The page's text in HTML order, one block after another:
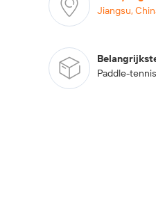
Jiangsu,